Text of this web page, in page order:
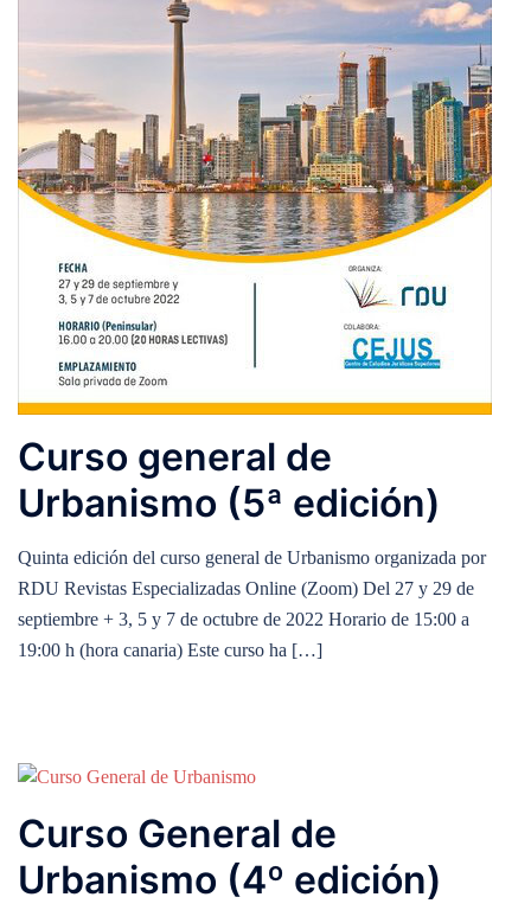
Curso general de
Urbanismo (5ª edición)
Quinta edición del curso general de Urbanismo organizada por
RDU Revistas Especializadas Online (Zoom) Del 27 y 29 de
septiembre + 3, 5 y 7 de octubre de 2022 Horario de 15:00 a
19:00 h (hora canaria) Este curso ha […]
Curso General de
Urbanismo (4º edición)